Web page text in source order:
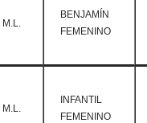
M.L.
BENJAMÍN
FEMENINO
M.L.
INFANTIL
FEMENINO